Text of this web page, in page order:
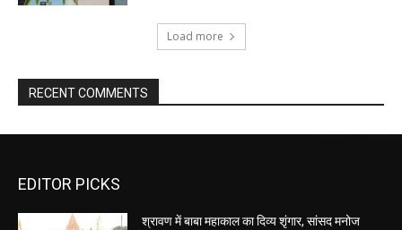
Load more
RECENT COMMENTS
EDITOR PICKS
श्रावण में बाबा महाकाल का दिव्य शृंगार, सांसद मनोज